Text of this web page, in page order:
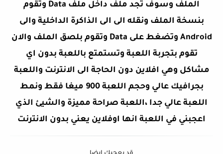
الملف وسوف تجد ملف داخل ملف Data وتقوم
بنسخة الملف ونقله الى الى الذاكرة الداخلية والى
Android وتضغط على Data وتقوم بلصق الملف والان
تقوم بتجربة اللعبة وتستمتع باللعبة بدون اي
مشاكل وهي افلاين دون الحاجة الى الانترنت واللعبة
بجرافيك عالي وحجم اللعبة 900 ميغا فقط ونمط
اللعبة عالي جدا ،اللعبة صراحة مميزة والشيئ الذي
اعجبني في اللعبة انها اوفلاين يعني بدون الانترنت